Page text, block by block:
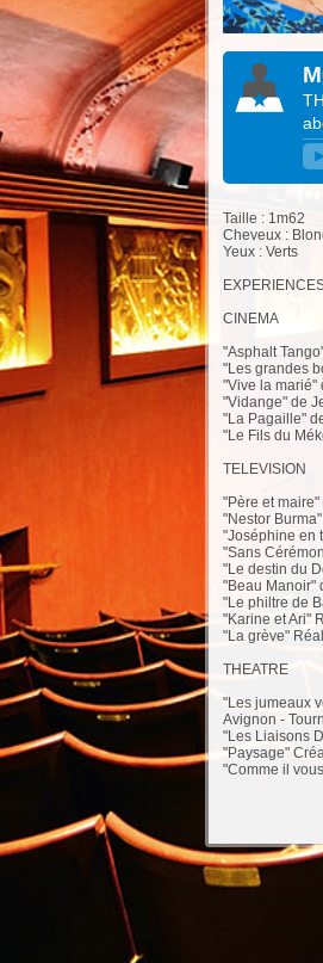
Taille : 1m62
Cheveux :
Yeux : Verts
CINEMA
"Asphalt
"Les grandes
"Vive la marié"
"Vidange" de
"La Pagaille"
"Le Fils du
TELEVISION
"Père et
"Nestor
"Joséphine en
"Sans
"Le destin du
"Beau Manoir"
"Le philtre de
"Karine et Ari"
"La grève"
THEATRE
"Les jumeaux
Avignon -
"Les Liaisons
"Paysage"
"Comme il